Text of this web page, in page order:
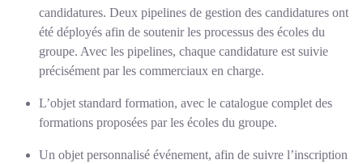
candidatures. Deux pipelines de gestion des candidatures ont
été déployés afin de soutenir les processus des écoles du
groupe. Avec les pipelines, chaque candidature est suivie
précisément par les commerciaux en charge.
L’objet standard formation, avec le catalogue complet des
formations proposées par les écoles du groupe.
Un objet personnalisé événement, afin de suivre l’inscription